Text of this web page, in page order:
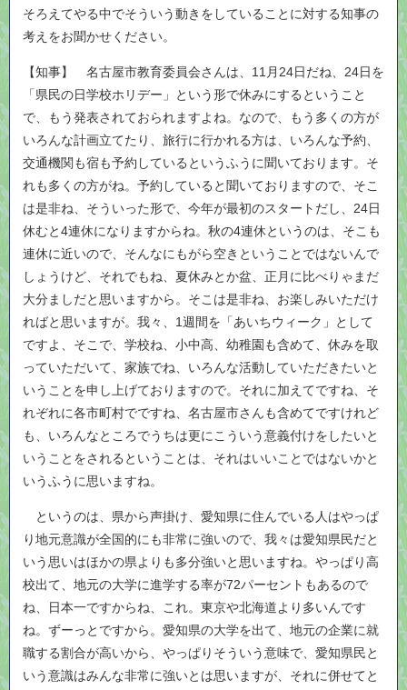
そろえてやる中でそういう動きをしていることに対する知事の
考えをお聞かせください。
【知事】 名古屋市教育委員会さんは、11月24日だね、24日を
「県民の日学校ホリデー」という形で休みにするということ
で、もう発表されておられますよね。なので、もう多くの方が
いろんな計画立てたり、旅行に行かれる方は、いろんな予約、
交通機関も宿も予約しているというふうに聞いております。そ
れも多くの方がね。予約していると聞いておりますので、そこ
は是非ね、そういった形で、今年が最初のスタートだし、24日
休むと4連休になりますからね。秋の4連休というのは、そこも
連休に近いので、そんなにもがら空きということではないんで
しょうけど、それでもね、夏休みとか盆、正月に比べりゃまだ
大分ましだと思いますから。そこは是非ね、お楽しみいただけ
ればと思いますが。我々、1週間を「あいちウィーク」として
ですよ、そこで、学校ね、小中高、幼稚園も含めて、休みを取
っていただいて、家族でね、いろんな活動していただきたいと
いうことを申し上げておりますので。それに加えてですね、そ
れぞれに各市町村でですね、名古屋市さんも含めてですけれど
も、いろんなところでうちは更にこういう意義付けをしたいと
いうことをされるということは、それはいいことではないかと
いうふうに思いますね。
というのは、県から声掛け、愛知県に住んでいる人はやっぱ
り地元意識が全国的にも非常に強いので、我々は愛知県民だと
いう思いはほかの県よりも多分強いと思いますね。やっぱり高
校出て、地元の大学に進学する率が72パーセントもあるので
ね、日本一ですからね、これ。東京や北海道より多いんです
ね。ずーっとですから。愛知県の大学を出て、地元の企業に就
職する割合が高いから、やっぱりそういう意味で、愛知県民と
いう意識はみんな非常に強いとは思いますが、それに併せてと